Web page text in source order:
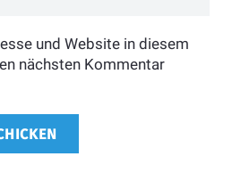
und Website in diesem
nächsten Kommentar